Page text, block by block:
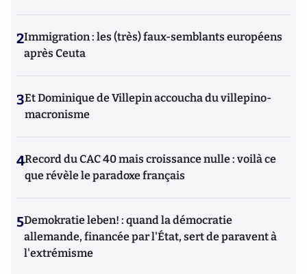
2Immigration : les (très) faux-semblants européens
après Ceuta
3Et Dominique de Villepin accoucha du villepino-
macronisme
4Record du CAC 40 mais croissance nulle : voilà ce
que révèle le paradoxe français
5Demokratie leben! : quand la démocratie
allemande, financée par l'État, sert de paravent à
l'extrémisme